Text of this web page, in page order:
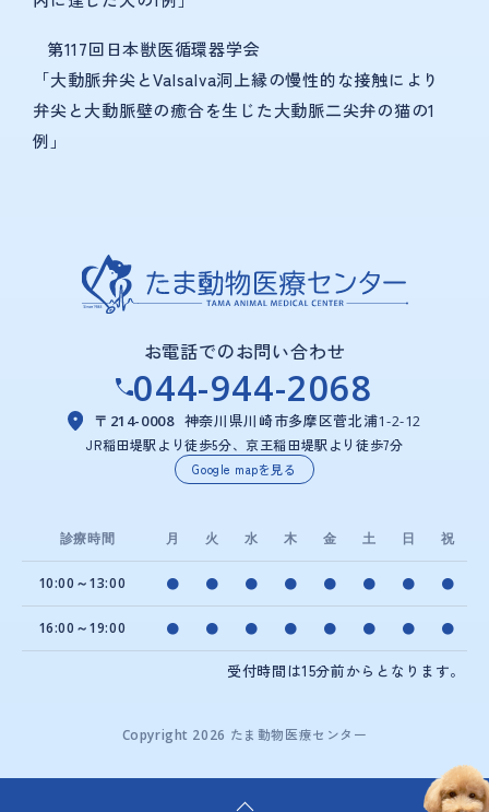
第117回日本獣医循環器学会
「大動脈弁尖とValsalva洞上縁の慢性的な接触により
弁尖と大動脈壁の癒合を生じた大動脈二尖弁の猫の1
例」
お電話でのお問い合わせ
044-944-2068
〒214-0008 神奈川県川崎市多摩区菅北浦1-2-12
JR稲田堤駅より徒歩5分、京王稲田堤駅より徒歩7分
Google mapを見る
診療時間 月 火 水 木 金 土 日 祝
10:00～13:00 ● ● ● ● ● ● ● ●
16:00～19:00 ● ● ● ● ● ● ● ●
受付時間は15分前からとなります。
Copyright 2026 たま動物医療センター